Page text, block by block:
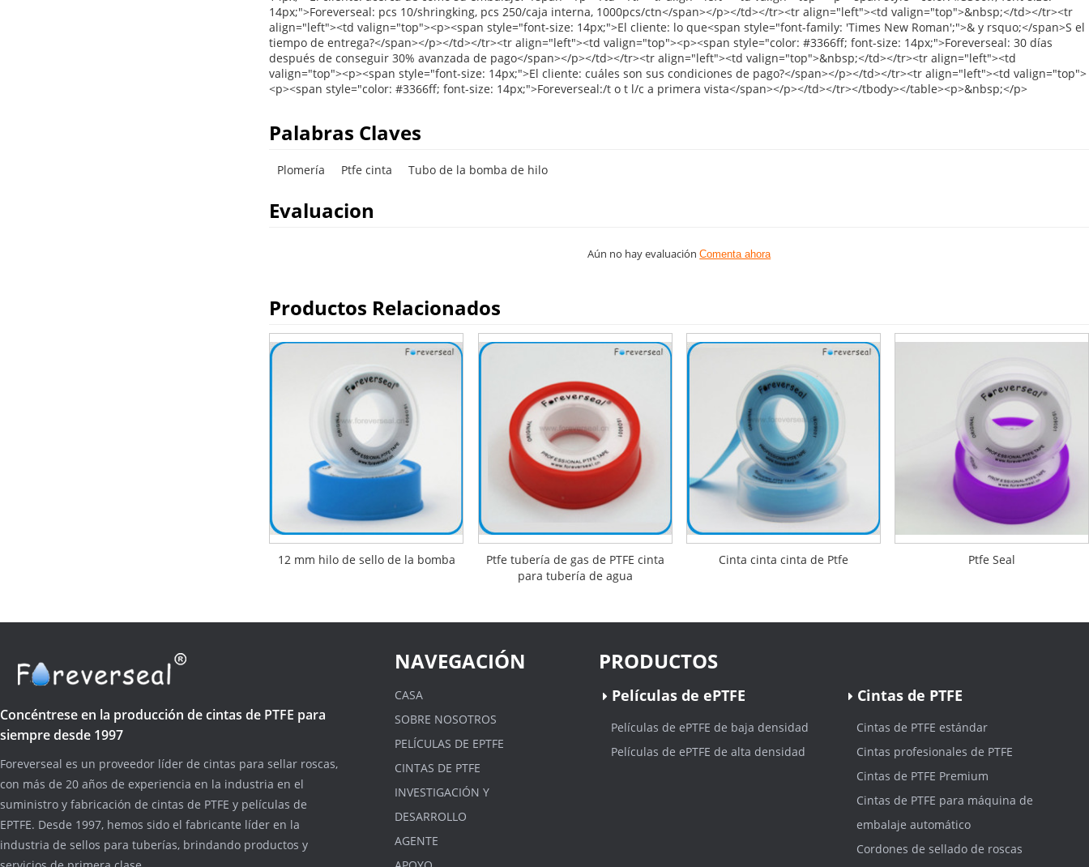
Palabras Claves
Plomería Ptfe cinta Tubo de la bomba de hilo
Evaluacion
Aún no hay evaluaciónComenta ahora
Productos Relacionados
12 mm hilo de sello de la bomba
Ptfe tubería de gas de PTFE cinta
para tubería de agua
Cinta cinta cinta de Ptfe Ptfe Seal
Concéntrese en la producción de cintas de PTFE para
siempre desde 1997
Foreverseal es un proveedor líder de cintas para sellar roscas,
con más de 20 años de experiencia en la industria en el
suministro y fabricación de cintas de PTFE y películas de
EPTFE. Desde 1997, hemos sido el fabricante líder en la
industria de sellos para tuberías, brindando productos y
NAVEGACIÓN
CASA
SOBRE NOSOTROS
PELÍCULAS DE EPTFE
CINTAS DE PTFE
INVESTIGACIÓN Y
DESARROLLO
AGENTE
PRODUCTOS
Películas de ePTFE
Películas de ePTFE de baja densidad
Películas de ePTFE de alta densidad
Cintas de PTFE
Cintas de PTFE estándar
Cintas profesionales de PTFE
Cintas de PTFE Premium
Cintas de PTFE para máquina de
embalaje automático
Cordones de sellado de roscas